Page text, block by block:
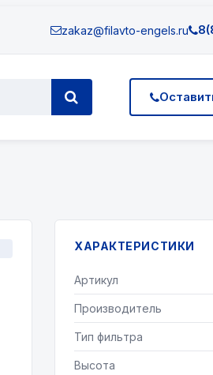
zakaz@filavto-engels.ru
ХАРАКТЕРИСТИКИ
Артикул
Производитель
Тип фильтра
Высота